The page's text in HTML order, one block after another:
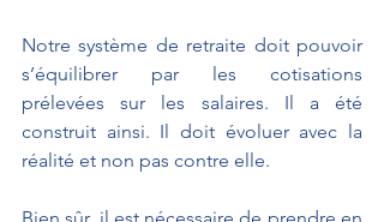
Notre système de retraite doit pouvoir
s’équilibrer par les cotisations
prélevées sur les salaires. Il a été
construit ainsi. Il doit évoluer avec la
réalité et non pas contre elle.